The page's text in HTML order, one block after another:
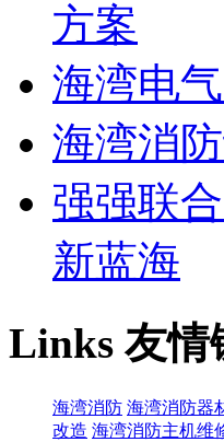
方案
海湾电
海湾消
强强联
新蓝海
Links友情
海湾消防 海湾消防器
改造 海湾消防主机维